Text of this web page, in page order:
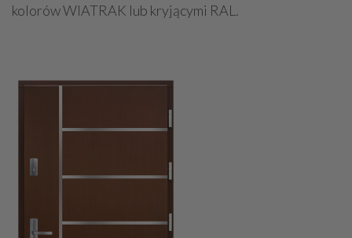
kolorów WIATRAK lub kryjącymi RAL.